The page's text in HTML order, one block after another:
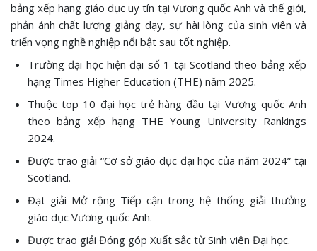
bảng xếp hạng giáo dục uy tín tại Vương quốc Anh và thế giới,
phản ánh chất lượng giảng dạy, sự hài lòng của sinh viên và
triển vọng nghề nghiệp nổi bật sau tốt nghiệp.
Trường đại học hiện đại số 1 tại Scotland theo bảng xếp
hạng Times Higher Education (THE) năm 2025.
Thuộc top 10 đại học trẻ hàng đầu tại Vương quốc Anh
theo bảng xếp hạng THE Young University Rankings
2024.
Được trao giải “Cơ sở giáo dục đại học của năm 2024” tại
Scotland.
Đạt giải Mở rộng Tiếp cận trong hệ thống giải thưởng
giáo dục Vương quốc Anh.
Được trao giải Đóng góp Xuất sắc từ Sinh viên Đại học.